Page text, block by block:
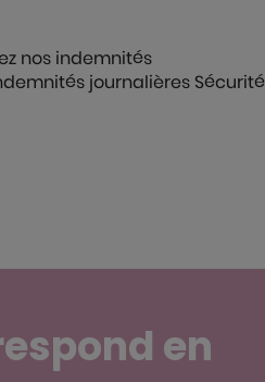
nos indemnités
journalières Sécurité
en